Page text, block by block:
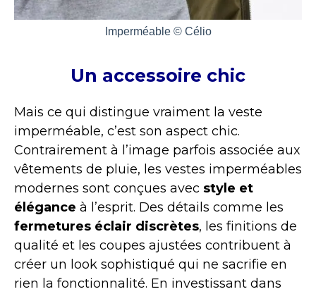
Imperméable © Célio
Un accessoire chic
Mais ce qui distingue vraiment la veste
imperméable, c’est son aspect chic.
Contrairement à l’image parfois associée aux
vêtements de pluie, les vestes imperméables
modernes sont conçues avec style et
élégance à l’esprit. Des détails comme les
fermetures éclair discrètes, les finitions de
qualité et les coupes ajustées contribuent à
créer un look sophistiqué qui ne sacrifie en
rien la fonctionnalité. En investissant dans